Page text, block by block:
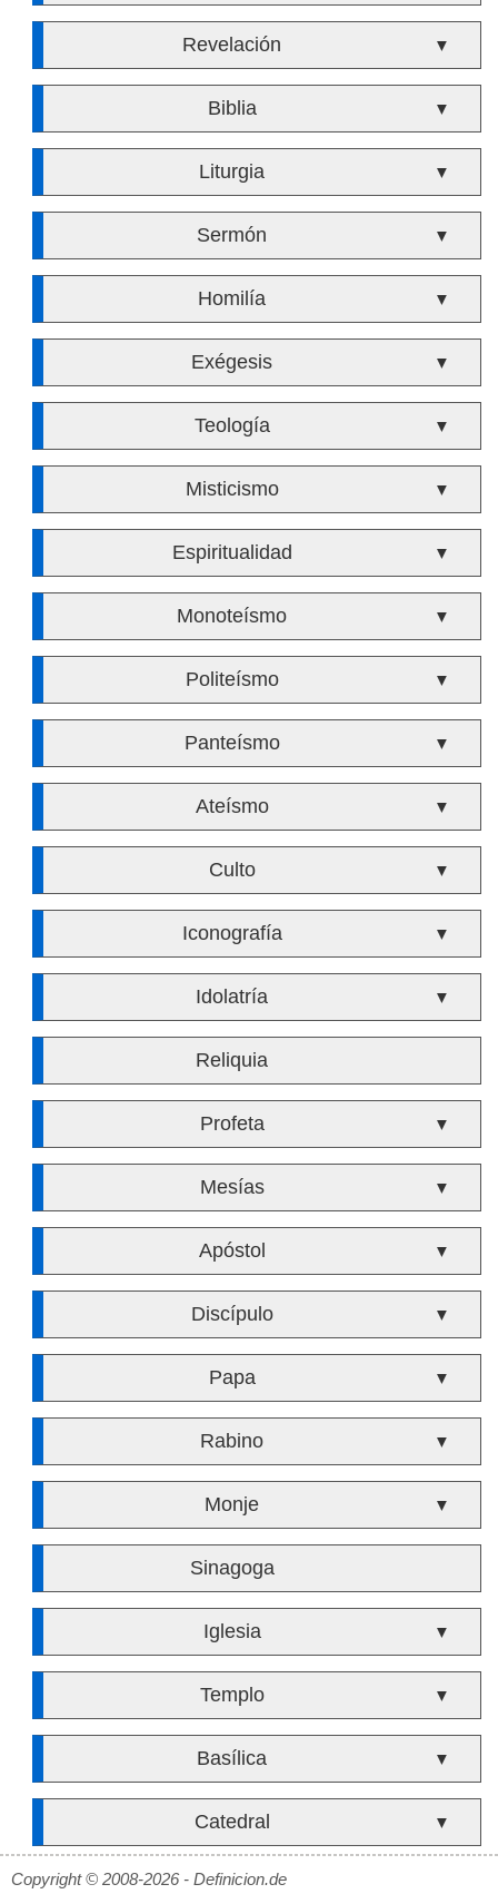
Revelación ▼
Biblia ▼
Liturgia ▼
Sermón ▼
Homilía ▼
Exégesis ▼
Teología ▼
Misticismo ▼
Espiritualidad ▼
Monoteísmo ▼
Politeísmo ▼
Panteísmo ▼
Ateísmo ▼
Culto ▼
Iconografía ▼
Idolatría ▼
Reliquia
Profeta ▼
Mesías ▼
Apóstol ▼
Discípulo ▼
Papa ▼
Rabino ▼
Monje ▼
Sinagoga
Iglesia ▼
Templo ▼
Basílica ▼
Catedral ▼
Copyright © 2008-2026 - Definicion.de